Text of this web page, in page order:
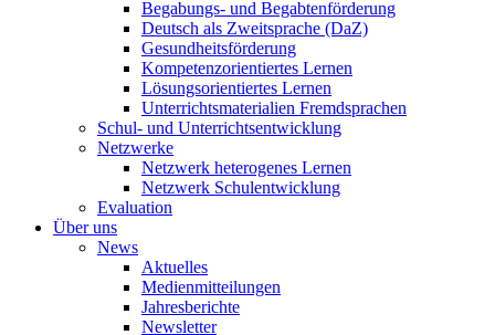
Begabungs- und Begabtenförderung
Deutsch als Zweitsprache (DaZ)
Gesundheitsförderung
Kompetenzorientiertes Lernen
Lösungsorientiertes Lernen
Unterrichtsmaterialien Fremdsprachen
Schul- und Unterrichtsentwicklung
Netzwerke
Netzwerk heterogenes Lernen
Netzwerk Schulentwicklung
Evaluation
Über uns
News
Aktuelles
Medienmitteilungen
Jahresberichte
Newsletter